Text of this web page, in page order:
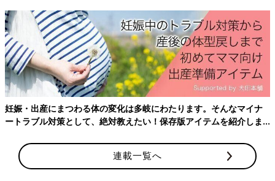
性胃腸炎を完全に予防するのは難しいでしょう。ウイルス性胃腸
炎では予期せぬタイミングで吐くこともあるので、同じクラスで
1人がかかったら、数日以内にうつる覚悟をしたほうがいいかも
しれません。
赤ちゃんはよだれが多い上、だ液のついた手でいろいろなものを
触ったりなめたりするので、そこから感染が広がることもありま
す。保育園に通っている場合、クラスで流行している病気の情報
は注意深くキャッチしましょう。感染症が流行しているときは、
赤ちゃんの体調にいつも以上に気を配れるといいですね」（白井
監修／白井沙良子先生
妊娠・出産にまつわる体の変化は多岐にわたります。そんなマイナ
ートラブル対策として、絶対教えたい！保存版アイテムを紹介しま
連載一覧へ